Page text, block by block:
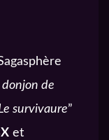
donjon de
survivaure”
et